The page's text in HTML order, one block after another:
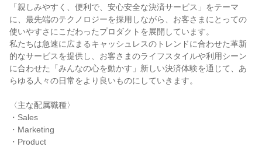
「親しみやすく、便利で、安心安全な決済サービス」をテーマ
に、最先端のテクノロジーを採用しながら、お客さまにとっての
使いやすさにこだわったプロダクトを展開しています。
私たちは急速に広まるキャッシュレスのトレンドに合わせた革新
的なサービスを提供し、お客さまのライフスタイルや利用シーン
に合わせた「みんなの心を動かす」新しい決済体験を通じて、あ
らゆる人々の日常をより良いものにしていきます。
〈主な配属職種〉
・Sales
・Marketing
・Product